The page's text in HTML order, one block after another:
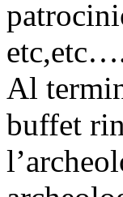
Al
buffet